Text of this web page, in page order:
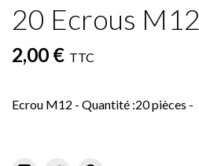
20 Ecrous M12
2,00 € TTC
Ecrou M12 - Quantité :20 pièces -